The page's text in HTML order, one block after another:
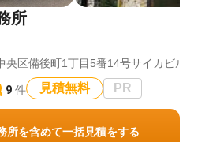
動産名義変更）
土日相談可 / 初回相談無料 / 事
所
央区備後町1丁目5番14号サイカビル5階
9 件 見積無料 PR
所を含めて一括見積をする